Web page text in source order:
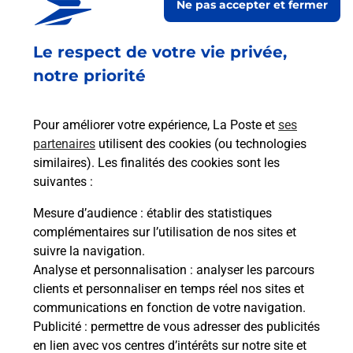
Le respect de votre vie privée,
notre priorité
Pour améliorer votre expérience, La Poste et ses
partenaires utilisent des cookies (ou technologies
similaires). Les finalités des cookies sont les
suivantes :
Mesure d’audience : établir des statistiques
complémentaires sur l’utilisation de nos sites et
suivre la navigation.
Analyse et personnalisation : analyser les parcours
clients et personnaliser en temps réel nos sites et
communications en fonction de votre navigation.
Publicité : permettre de vous adresser des publicités
en lien avec vos centres d’intérêts sur notre site et
Ne pas accepter et fermer
Acheter un smartphone Samsung
Vous recherchez un smartphone pas cher proche
de chez vous ? Découvrez notre offre de
En savoir plus
En savoir plus
Souscrire à la téléassistance
Besoin d’un système de téléassistance à l’intérieur
et/ou à l’extérieur de votre domicile ? Découvrez
les offres téléalarme dans votre bureau de Poste à
LIGNY EN BARROIS.